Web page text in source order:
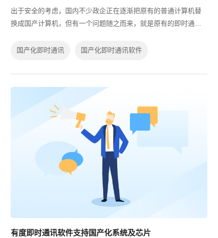
出于安全的考虑，国内不少政企正在逐渐把原有的普通计算机替
换成国产计算机，但有一个问题随之而来，就是原有的即时通讯
使用的替代品。那么国产化即时通讯...
国产化即时通讯 国产化即时通讯软件
有度即时通讯软件支持国产化系统及芯片